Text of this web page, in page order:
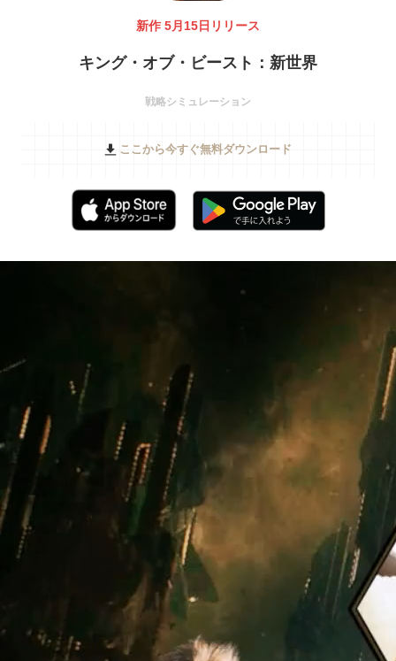
新作 5月15日リリース
キング・オブ・ビースト：新世界
戦略シミュレーション
ここから今すぐ無料ダウンロード